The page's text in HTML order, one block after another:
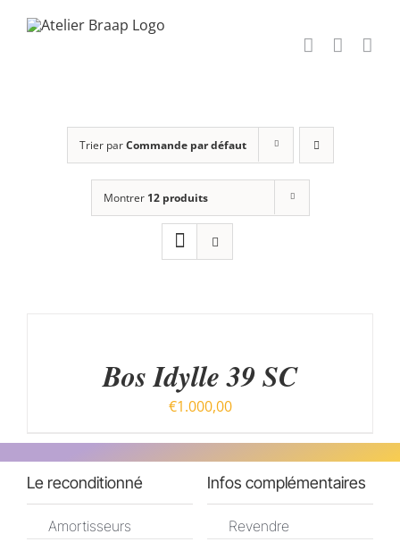
Trier parCommande par défaut
Montrer 12 produits
Bos Idylle 39 SC
€1.000,00
Le reconditionné
Amortisseurs
Infos complémentaires
Revendre